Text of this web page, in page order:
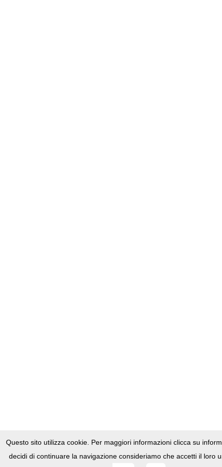
Questo sito utilizza cookie. Per maggiori informazioni clicca su
decidi di continuare la navigazione consideriamo che accetti il loro